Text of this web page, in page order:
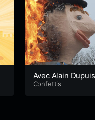
Avec Alain Dupuis
Confettis